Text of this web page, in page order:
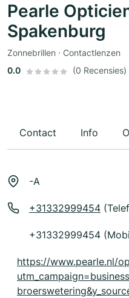
Pearle
Spakenburg
Zonnebrillen · Contactlenzen
0.0
(0 Recensies)
Contact Info
-A
+31332999454
+31332999454
https://www.pearle.nl/